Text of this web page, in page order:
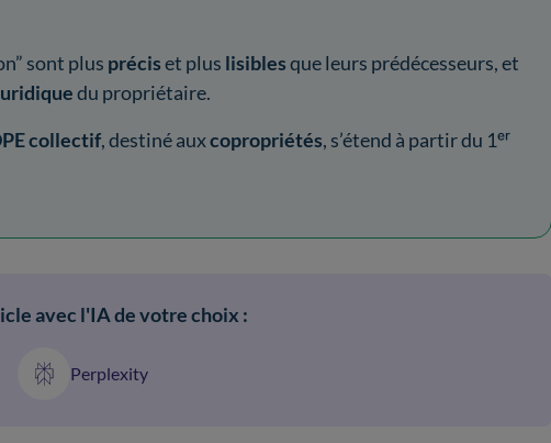
sont plus préciset plus lisiblesque leurs prédécesseurs, et
du propriétaire.
collectif, destiné auxcopropriétés, s’étend à partir du 1ᵉʳ
avec l'IA de votre choix :
Perplexity